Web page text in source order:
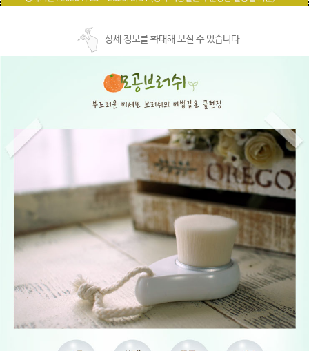
상세 정보를 확대해 보실 수 있습니다